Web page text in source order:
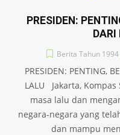
PRESIDEN:
Berita Tahun 1994
PRESIDEN: PENTING,
LALU Jakarta,
masa lalu dan
negara-negara yang
dan mampu